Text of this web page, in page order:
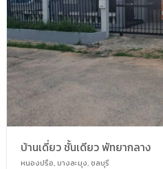
บ้านเดี่ยว ชั้นเดียว พัทยากลาง
หนองปรือ, บางละมุง, ชลบุรี